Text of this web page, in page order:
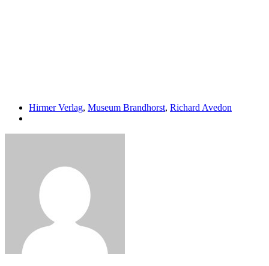
Hirmer Verlag, Museum Brandhorst, Richard Avedon